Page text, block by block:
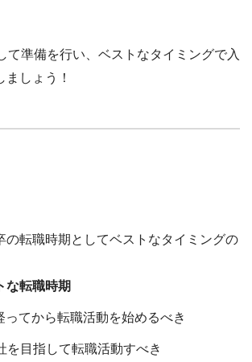
て準備を行い、ベストなタイミングで入
しょう！
の転職時期としてベストなタイミングの
な転職時期
ってから転職活動を始めるべき
を目指して転職活動すべき